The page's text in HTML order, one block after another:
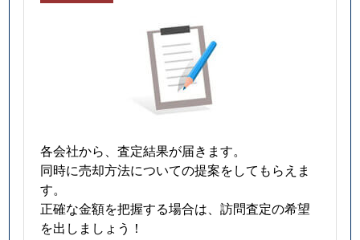
各会社から、査定結果が届きます。
同時に売却方法についての提案をしてもらえま
す。
正確な金額を把握する場合は、訪問査定の希望
を出しましょう！